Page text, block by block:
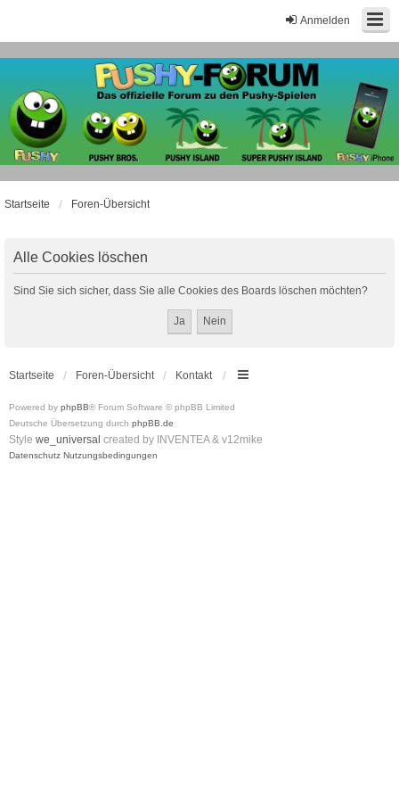
Anmelden
Startseite Foren-Übersicht
Alle Cookies löschen
Sind Sie sich sicher, dass Sie alle Cookies des Boards löschen möchten?
Startseite Foren-Übersicht Kontakt
Powered by phpBB® Forum Software © phpBB Limited
Deutsche Übersetzung durch phpBB.de
Style we_universal created by INVENTEA & v12mike
Datenschutz Nutzungsbedingungen